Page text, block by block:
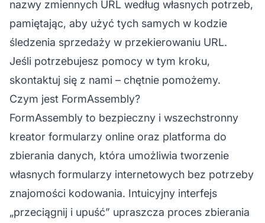
nazwy zmiennych URL według własnych potrzeb,
pamiętając, aby użyć tych samych w kodzie
śledzenia sprzedaży w przekierowaniu URL.
Jeśli potrzebujesz pomocy w tym kroku,
skontaktuj się z nami – chętnie pomożemy.
Czym jest FormAssembly?
FormAssembly to bezpieczny i wszechstronny
kreator formularzy online oraz platforma do
zbierania danych, która umożliwia tworzenie
własnych formularzy internetowych bez potrzeby
znajomości kodowania. Intuicyjny interfejs
„przeciągnij i upuść” upraszcza proces zbierania